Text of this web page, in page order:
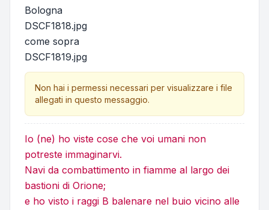
Bologna
DSCF1818.jpg
come sopra
DSCF1819.jpg
Non hai i permessi necessari per visualizzare i file
allegati in questo messaggio.
Io (ne) ho viste cose che voi umani non
potreste immaginarvi.
Navi da combattimento in fiamme al largo dei
bastioni di Orione;
e ho visto i raggi B balenare nel buio vicino alle